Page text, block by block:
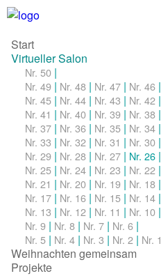
Start
Virtueller Salon
Nr. 50 |
Nr. 49 | Nr. 48 | Nr. 47 | Nr. 46 |
Nr. 45 | Nr. 44 | Nr. 43 | Nr. 42 |
Nr. 41 | Nr. 40 | Nr. 39 | Nr. 38 |
Nr. 37 | Nr. 36 | Nr. 35 | Nr. 34 |
Nr. 33 | Nr. 32 | Nr. 31 | Nr. 30 |
Nr. 29 | Nr. 28 | Nr. 27 | Nr. 26 |
Nr. 25 | Nr. 24 | Nr. 23 | Nr. 22 |
Nr. 21 | Nr. 20 | Nr. 19 | Nr. 18 |
Nr. 17 | Nr. 16 | Nr. 15 | Nr. 14 |
Nr. 13 | Nr. 12 | Nr. 11 | Nr. 10 |
Nr. 9 | Nr. 8 | Nr. 7 | Nr. 6 |
Nr. 5 | Nr. 4 | Nr. 3 | Nr. 2 | Nr. 1
Weihnachten gemeinsam
Projekte